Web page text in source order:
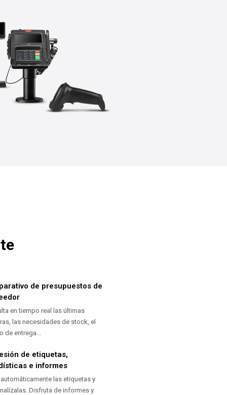
de presupuestos de
en tiempo real las últimas
las necesidades de stock, el
de entrega...
de etiquetas,
e informes
las etiquetas y
Disfruta de informes y